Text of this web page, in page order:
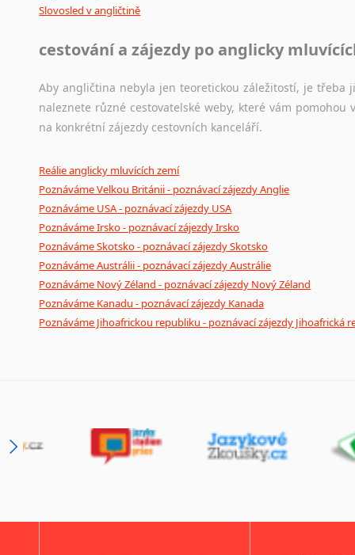
Slovosled v angličtině
cestování a zájezdy po anglicky
Aby angličtina nebyla jen teoretickou záležitostí, je
naleznete různé cestovatelské weby, které vám
na konkrétní zájezdy cestovních kanceláří.
Reálie anglicky mluvících zemí
Poznáváme Velkou Británii - poznávací zájezdy Anglie
Poznáváme USA - poznávací zájezdy USA
Poznáváme Irsko - poznávací zájezdy Irsko
Poznáváme Skotsko - poznávací zájezdy Skotsko
Poznáváme Austrálii - poznávací zájezdy Austrálie
Poznáváme Nový Zéland - poznávací zájezdy Nový Zéland
Poznáváme Kanadu - poznávací zájezdy Kanada
Poznáváme Jihoafrickou republiku - poznávací zájezdy Jihoafrická